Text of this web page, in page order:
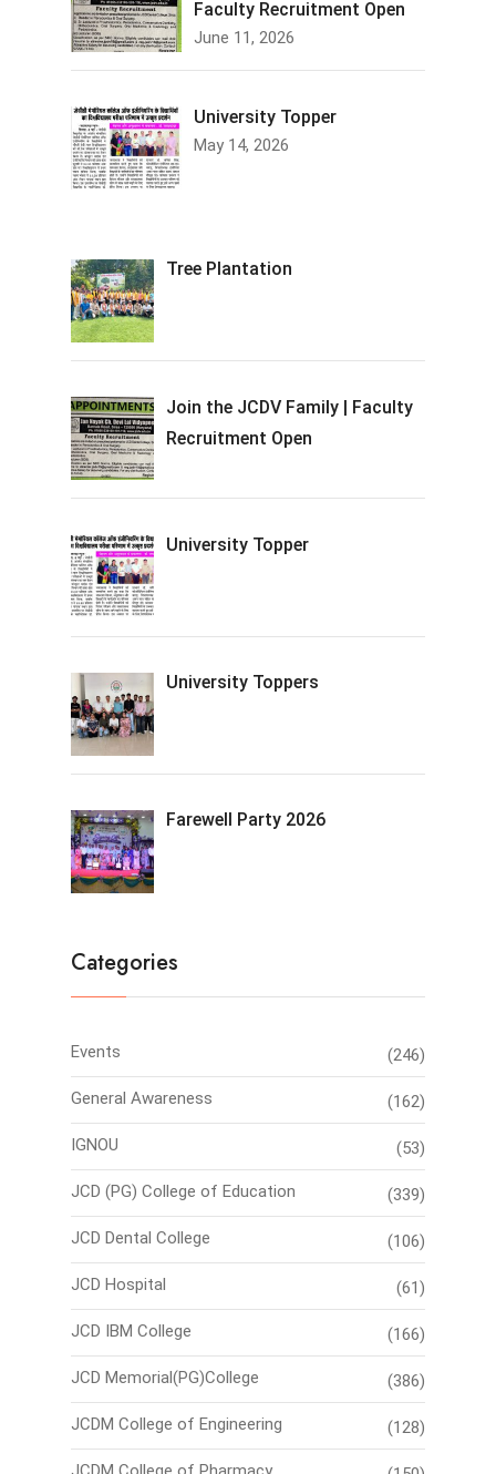
Faculty Recruitment Open
June 11, 2026
University Topper
May 14, 2026
Tree Plantation
Join the JCDV Family | Faculty
Recruitment Open
University Topper
University Toppers
Farewell Party 2026
Categories
Events (246)
General Awareness (162)
IGNOU (53)
JCD (PG) College of Education (339)
JCD Dental College (106)
JCD Hospital (61)
JCD IBM College (166)
JCD Memorial(PG)College (386)
JCDM College of Engineering (128)